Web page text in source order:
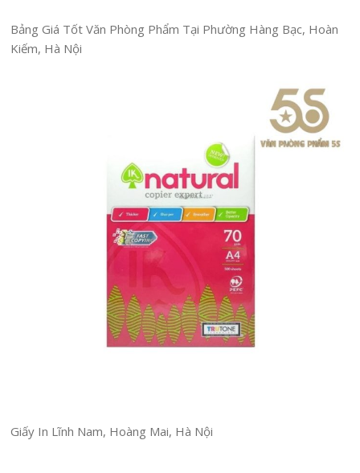
Bảng Giá Tốt Văn Phòng Phẩm Tại Phường Hàng Bạc, Hoàn
Kiếm, Hà Nội
Giấy In Lĩnh Nam, Hoàng Mai, Hà Nội